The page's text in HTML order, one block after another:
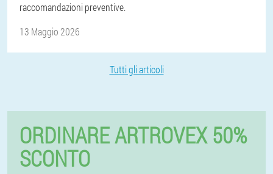
raccomandazioni preventive.
13 Maggio 2026
Tutti gli articoli
ORDINARE ARTROVEX 50%
SCONTO